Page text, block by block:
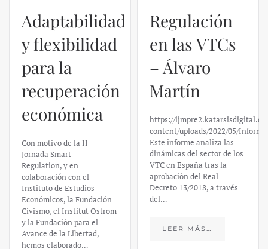
Adaptabilidad
y flexibilidad
para la
recuperación
económica
Con motivo de la II
Jornada Smart
Regulation, y en
colaboración con el
Instituto de Estudios
Económicos, la Fundación
Civismo, el Institut Ostrom
y la Fundación para el
Avance de la Libertad,
hemos elaborado…
Regulación
en las VTCs
– Álvaro
Martín
https://
content/uploads/2022/05/
Este informe analiza las
dinámicas del sector de los
VTC en España tras la
aprobación del Real
Decreto 13/2018, a través
del…
LEER MÁS…